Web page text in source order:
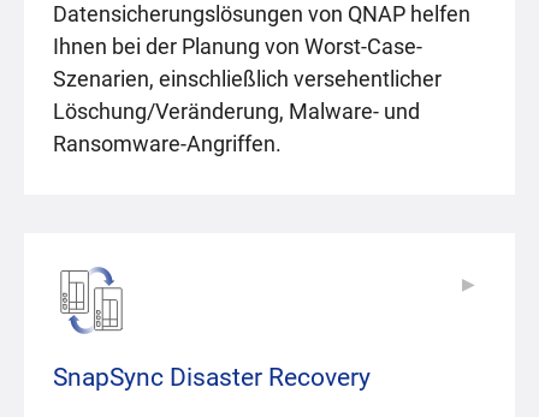
Datensicherungslösungen von QNAP helfen
Ihnen bei der Planung von Worst-Case-
Szenarien, einschließlich versehentlicher
Löschung/Veränderung, Malware- und
Ransomware-Angriffen.
SnapSync Disaster Recovery
▶